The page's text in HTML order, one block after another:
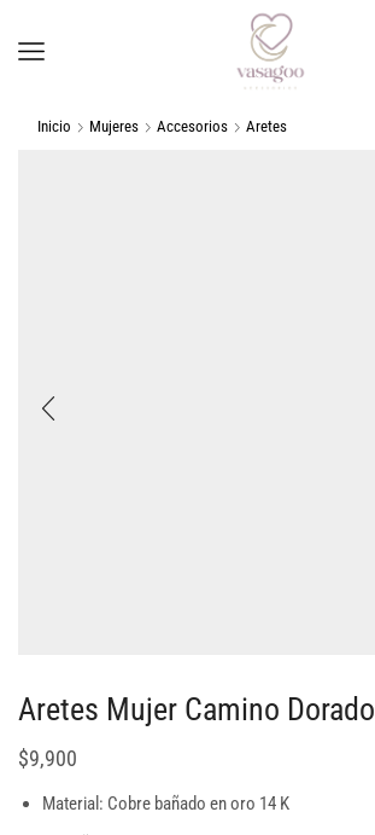
Inicio Mujeres Accesorios Aretes
Aretes Mujer Camino Dorado
$9,900
Material: Cobre bañado en oro 14 K